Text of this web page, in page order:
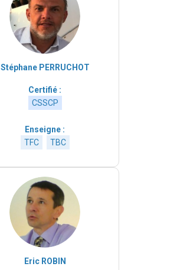
Stéphane PERRUCHOT
Certifié :
CSSCP
Enseigne :
TFC
TBC
Eric ROBIN